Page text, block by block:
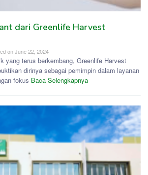
dari Greenlife Harvest
onJune 22, 2024
yang terus berkembang, Greenlife Harvest
dirinya sebagai pemimpin dalam layanan
fokus Baca Selengkapnya